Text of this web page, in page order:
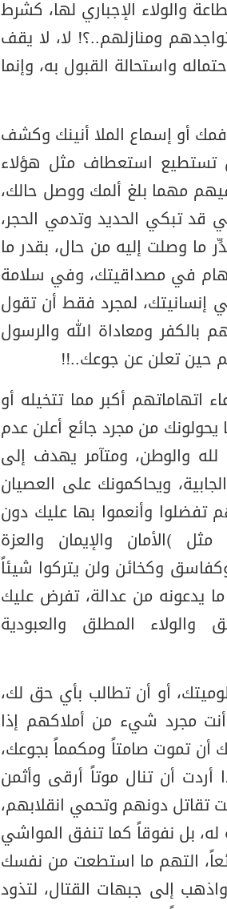
والولاء الإجباري لها، كشرط
ومنازلهم..؟! لا، لا يقف
واستحالة القبول به، وإنما
أو إسماع الملا أنينك وكشف
استعطاف مثل هؤلاء
فيهم مهما بلغ ألمك ووصل حالك،
قد تبكي الحديد وتدمي الحجر،
ما وصلت إليه من حال، بقدر ما
في مصداقيتك، وفي سلامة
إنسانيتك، لمجرد فقط أن تقول
بالكفر ومعاداة الله والرسول
حين تعلن عن جوعك..!!
اتهاماتهم أكبر مما تتخيله أو
يحولونك من مجرد جائع أعلن عدم
لله والوطن، ومتآمر يهدف إلى
ويحاكمونك على العصيان
تفضلوا وأنعموا بها عليك دون
(الأمان والإيمان والعزة
وكخائن ولن يتركوا شيئاً
يدعونه من عدالة، تفرض عليك
والولاء المطلق والعبودية
أو أن تطالب بأي حق لك،
مجرد شيء من أملاكهم إذا
أن تموت صامتاً ومكمماً بجوعك،
أردت أن تنال موتاً أرقى وأثمن
دونهم وتحمي انقلابهم،
بل نفوقاً كما تنفق المواشي
التهم ما استطعت من نفسك
واذهب إلى جبهات القتال، لتذود